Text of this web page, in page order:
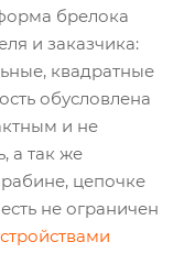
брелока
и заказчика:
квадратные
обусловлена
и не
а так же
цепочке
не ограничен